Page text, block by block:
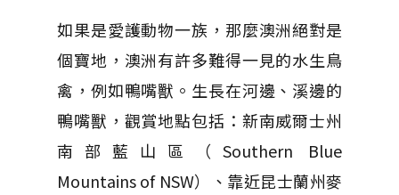
如果是愛護動物一族，那麼澳洲絕對是
個寶地，澳洲有許多難得一見的水生鳥
禽，例如鴨嘴獸。生長在河邊、溪邊的
鴨嘴獸，觀賞地點包括：新南威爾士州
南部藍山區（Southern Blue
Mountains of NSW）、靠近昆士蘭州麥